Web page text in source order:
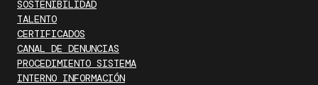
SOSTENIBILIDAD
TALENTO
CERTIFICADOS
CANAL DE DENUNCIAS
PROCEDIMIENTO SISTEMA
INTERNO INFORMACIÓN